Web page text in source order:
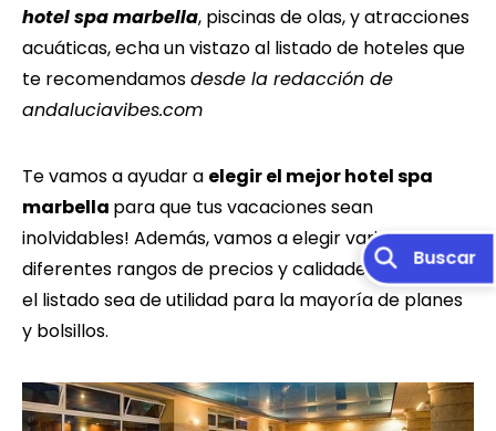
hotel spa marbella, piscinas de olas, y atracciones
acuáticas, echa un vistazo al listado de hoteles que
te recomendamosdesde la redacción de
andaluciavibes.com
Te vamos a ayudar a elegir el mejor hotel spa
marbella para que tus vacaciones sean
inolvidables! Además, vamos a elegir varios de
diferentes rangos de precios y calidades para que
el listado sea de utilidad para la mayoría de planes
y bolsillos.